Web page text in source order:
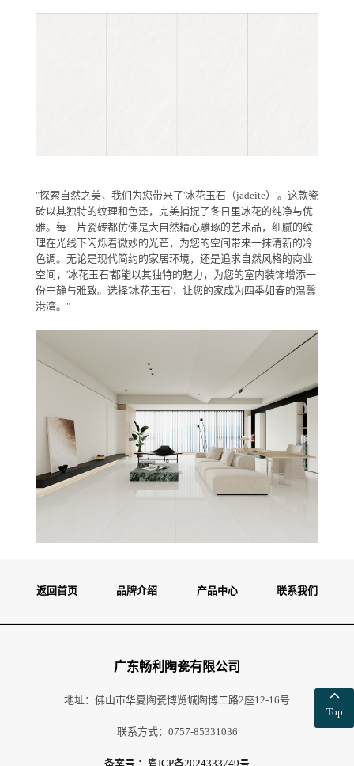
"探索自然之美，我们为您带来了'冰花玉石（jadeite）'。这款瓷
砖以其独特的纹理和色泽，完美捕捉了冬日里冰花的纯净与优
雅。每一片瓷砖都仿佛是大自然精心雕琢的艺术品，细腻的纹
理在光线下闪烁着微妙的光芒，为您的空间带来一抹清新的冷
色调。无论是现代简约的家居环境，还是追求自然风格的商业
空间，'冰花玉石'都能以其独特的魅力，为您的室内装饰增添一
份宁静与雅致。选择'冰花玉石'，让您的家成为四季如春的温馨
港湾。"
Top
返回首页 品牌介绍 产品中心 联系我们
广东畅利陶瓷有限公司
地址：佛山市华夏陶瓷博览城陶博二路2座12-16号
联系方式：0757-85331036
备案号 ：粤ICP备2024333749号